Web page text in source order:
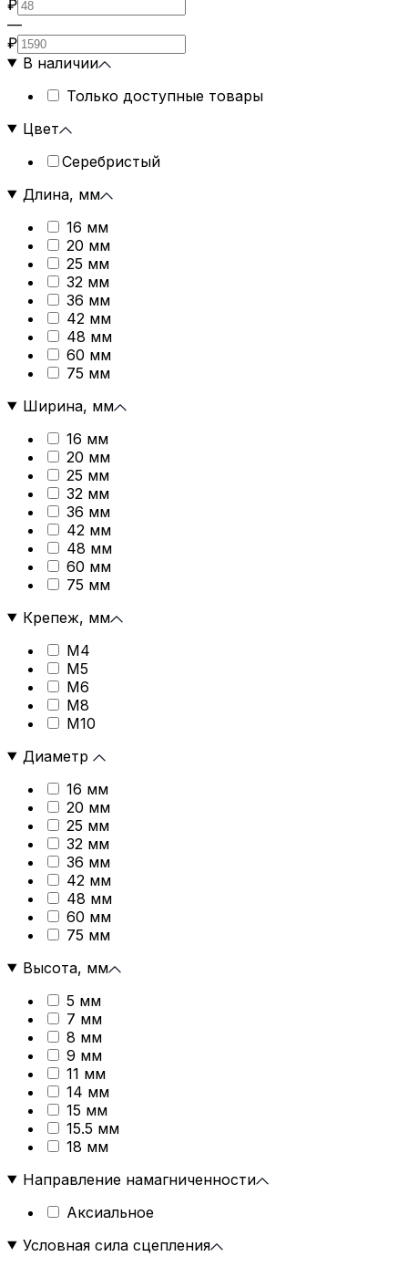
₽
—
₽
В наличии
Только доступные товары
Цвет
Серебристый
Длина, мм
16 мм
20 мм
25 мм
32 мм
36 мм
42 мм
48 мм
60 мм
75 мм
Ширина, мм
16 мм
20 мм
25 мм
32 мм
36 мм
42 мм
48 мм
60 мм
75 мм
Крепеж, мм
М4
М5
М6
М8
М10
Диаметр
16 мм
20 мм
25 мм
32 мм
36 мм
42 мм
48 мм
60 мм
75 мм
Высота, мм
5 мм
7 мм
8 мм
9 мм
11 мм
14 мм
15 мм
15.5 мм
18 мм
Направление намагниченности
Аксиальное
Условная сила сцепления